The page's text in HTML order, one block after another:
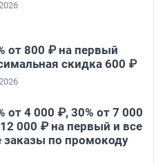
от 800 ₽ на первый
скидка 600 ₽
от 4 000 ₽, 30% от 7 000
000 ₽ на первый и все
заказы по промокоду